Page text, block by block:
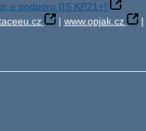
o podporu (IS KP21+)
| www.opjak.cz |